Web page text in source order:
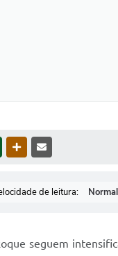
WHATSAPPOUTRAS MÍDIAS
de leitura:
seguem